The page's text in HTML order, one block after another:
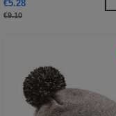
€5.28
€9.10